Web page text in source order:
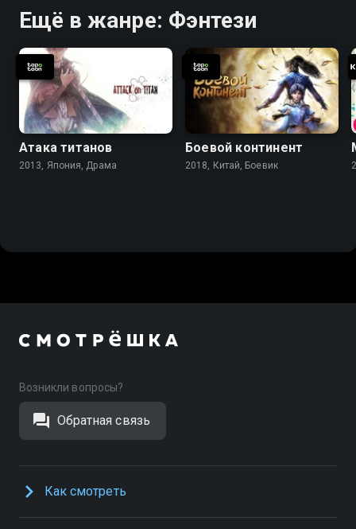
Ещё в жанре: Фэнтези
Атака титанов
2013, Япония, Драма
Боевой континент
2018, Китай, Боевик
Возникли вопросы?
Обратная связь
Как смотреть